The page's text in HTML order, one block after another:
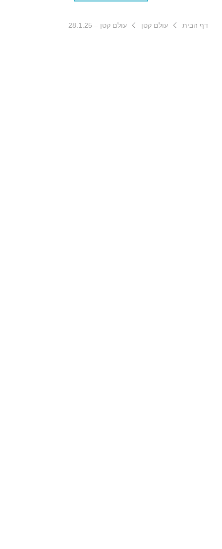
דף הבית עולם קטן עולם קטן – 28.1.25